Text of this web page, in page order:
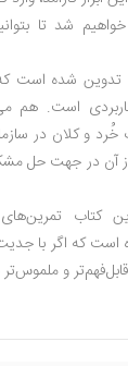
شد تا
شده است
است. هم
و کلان در
آن در جهت حل
کتاب
است که اگر با
و